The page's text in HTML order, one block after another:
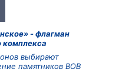
- флагман
комплекса
выбирают
памятников ВОВ